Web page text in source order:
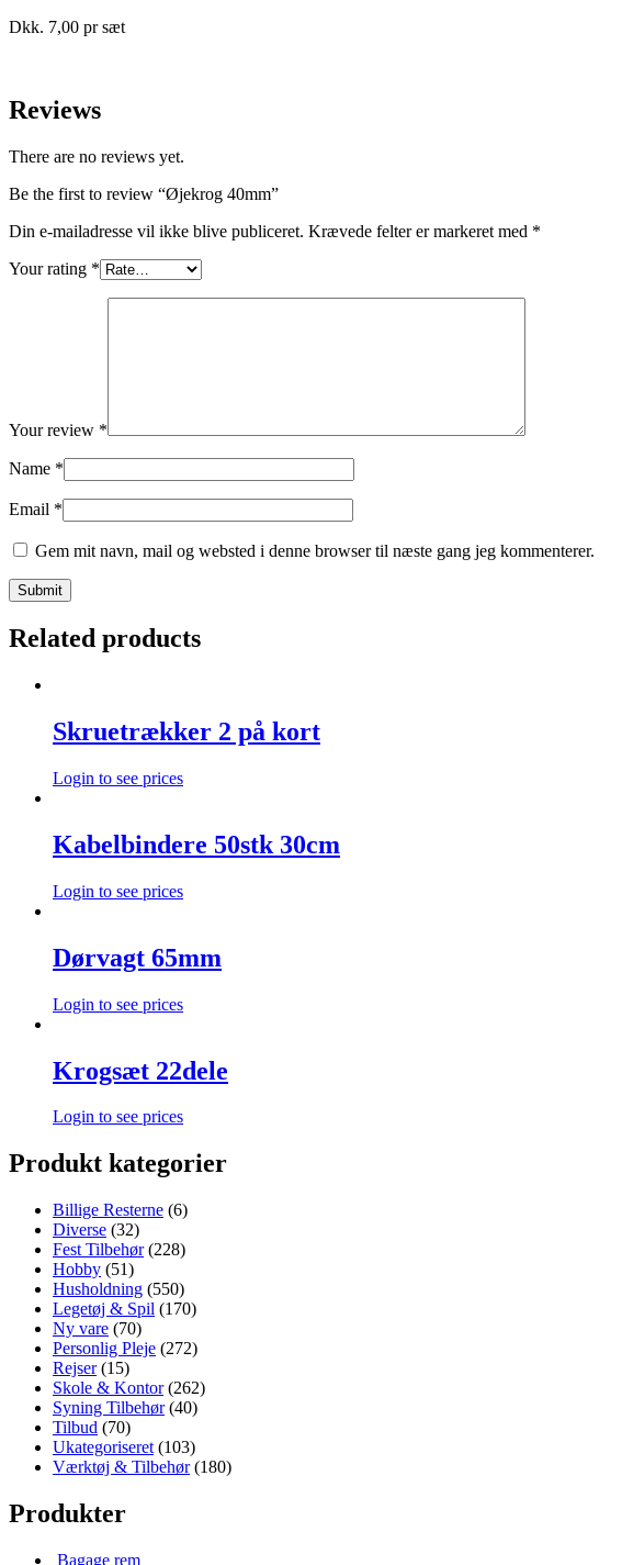
Dkk. 7,00 pr sæt
Reviews
There are no reviews yet.
Be the first to review “Øjekrog 40mm”
Din e-mailadresse vil ikke blive publiceret. Krævede felter er markeret med *
Your rating *
Your review *
Name *
Email *
Gem mit navn, mail og websted i denne browser til næste gang jeg kommenterer.
Related products
Skruetrækker 2 på kort
Login to see prices
Kabelbindere 50stk 30cm
Login to see prices
Dørvagt 65mm
Login to see prices
Krogsæt 22dele
Login to see prices
Produkt kategorier
Billige Resterne (6)
Diverse (32)
Fest Tilbehør (228)
Hobby (51)
Husholdning (550)
Legetøj & Spil (170)
Ny vare (70)
Personlig Pleje (272)
Rejser (15)
Skole & Kontor (262)
Syning Tilbehør (40)
Tilbud (70)
Ukategoriseret (103)
Værktøj & Tilbehør (180)
Produkter
Bagage rem